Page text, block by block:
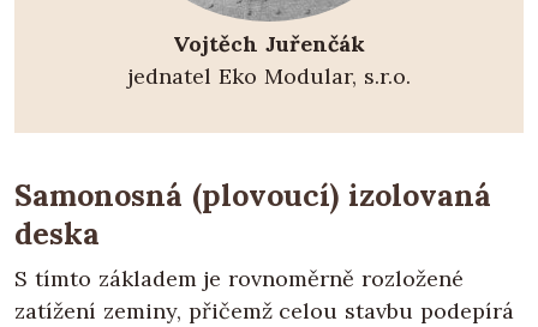
Vojtěch Juřenčák
jednatel Eko Modular, s.r.o.
Samonosná (plovoucí) izolovaná
deska
S tímto základem je rovnoměrně rozložené
zatížení zeminy, přičemž celou stavbu podepírá